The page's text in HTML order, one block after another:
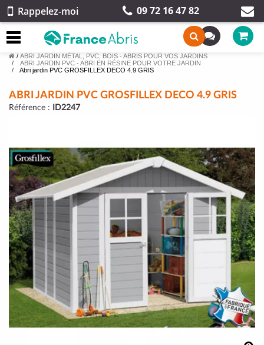
Rappelez-moi 09 72 16 47 82
/ ABRI JARDIN MÉTAL, PVC, BOIS - ABRIS POUR VOS JARDINS
ABRI JARDIN PVC - ABRI EN RÉSINE POUR VOTRE JARDIN
Abri jardin PVC GROSFILLEX DECO 4.9 GRIS
ABRI JARDIN PVC GROSFILLEX DECO 4.9 GRIS
Référence : ID2247